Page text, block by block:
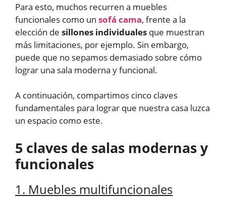
Para esto, muchos recurren a muebles
funcionales como un sofá cama, frente a la
elección de sillones individuales que muestran
más limitaciones, por ejemplo. Sin embargo,
puede que no sepamos demasiado sobre cómo
lograr una sala moderna y funcional.
A continuación, compartimos cinco claves
fundamentales para lograr que nuestra casa luzca
un espacio como este.
5 claves de salas modernas y
funcionales
1. Muebles multifuncionales